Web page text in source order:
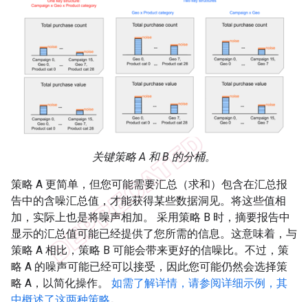
关键策略 A 和 B 的分桶。
策略 A 更简单，但您可能需要汇总（求和）包含在汇总报
告中的含噪汇总值，才能获得某些数据洞见。将这些值相
加，实际上也是将噪声相加。 采用策略 B 时，摘要报告中
显示的汇总值可能已经提供了您所需的信息。这意味着，与
策略 A 相比，策略 B 可能会带来更好的信噪比。不过，策
略 A 的噪声可能已经可以接受，因此您可能仍然会选择策
略 A，以简化操作。 如需了解详情，请参阅详细示例，其
中概述了这两种策略。